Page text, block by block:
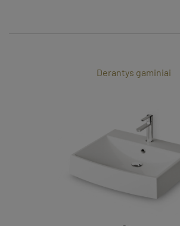
Derantys gaminiai